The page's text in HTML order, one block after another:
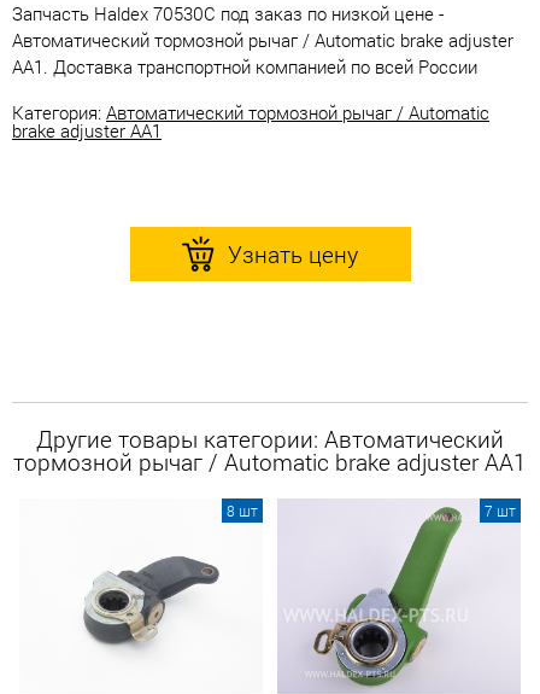
Запчасть Haldex 70530C под заказ по низкой цене -
Автоматический тормозной рычаг / Automatic brake adjuster
AA1. Доставка транспортной компанией по всей России
Категория: Автоматический тормозной рычаг / Automatic
brake adjuster AA1
Узнать цену
Другие товары категории: Автоматический
тормозной рычаг / Automatic brake adjuster AA1
8 шт 7 шт